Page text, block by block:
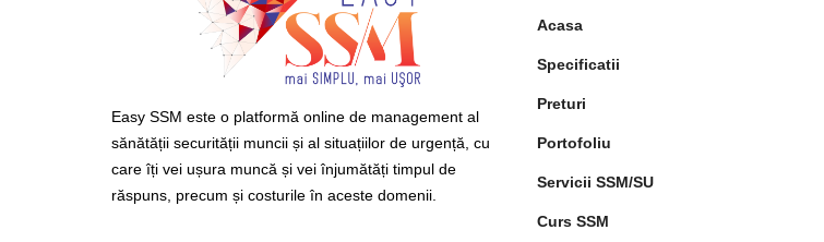
Easy SSM este o platformă online de management al
sănătății securității muncii și al situațiilor de urgență, cu
care îți vei ușura muncă și vei înjumătăți timpul de
răspuns, precum și costurile în aceste domenii.
Acasa
Specificatii
Preturi
Portofoliu
Servicii SSM/SU
Curs SSM